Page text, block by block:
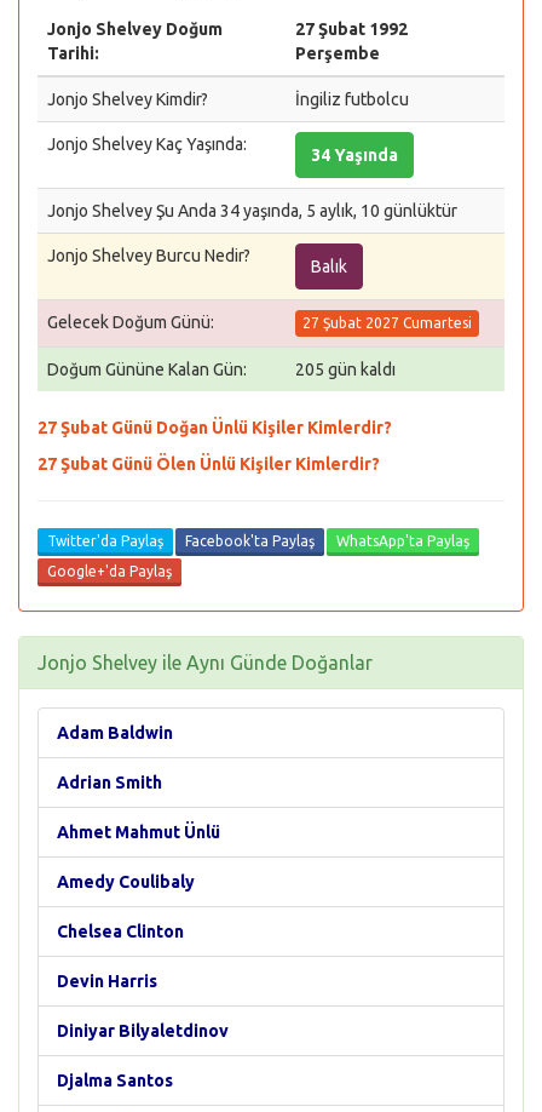
Jonjo Shelvey Doğum
Tarihi:
27 Şubat 1992
Perşembe
Jonjo Shelvey Kimdir? İngiliz futbolcu
Jonjo Shelvey Kaç Yaşında:
34 Yaşında
Jonjo Shelvey Şu Anda 34 yaşında, 5 aylık, 10 günlüktür
Jonjo Shelvey Burcu Nedir?
Balık
Gelecek Doğum Günü: 27 Şubat 2027 Cumartesi
Doğum Gününe Kalan Gün: 205 gün kaldı
27 Şubat Günü Doğan Ünlü Kişiler Kimlerdir?
27 Şubat Günü Ölen Ünlü Kişiler Kimlerdir?
Twitter'da Paylaş Facebook'ta Paylaş
WhatsApp'ta Paylaş
Google+'da Paylaş
Jonjo Shelvey ile Aynı Günde Doğanlar
Adam Baldwin
Adrian Smith
Ahmet Mahmut Ünlü
Amedy Coulibaly
Chelsea Clinton
Devin Harris
Diniyar Bilyaletdinov
Djalma Santos